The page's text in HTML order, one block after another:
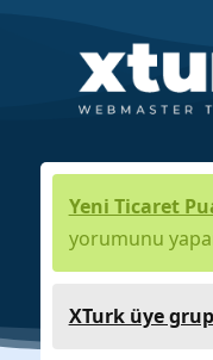
Yeni Ticaret
yorumunu
XTurk üye